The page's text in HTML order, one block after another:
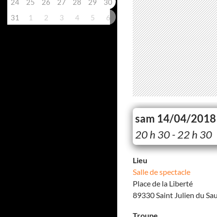
sam 14/04/2018
20 h 30 - 22 h 30
Lieu
Salle de spectacle
Place de la Liberté
89330 Saint Julien du
24 25 26 27 28 29
30
31
1 2 3 4 5 6